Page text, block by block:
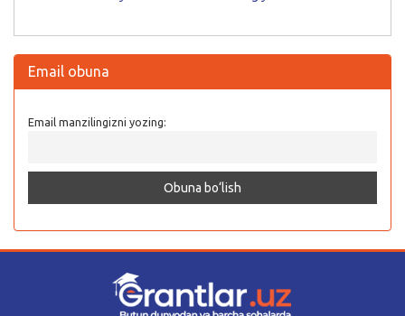
Email obuna
Email manzilingizni yozing: